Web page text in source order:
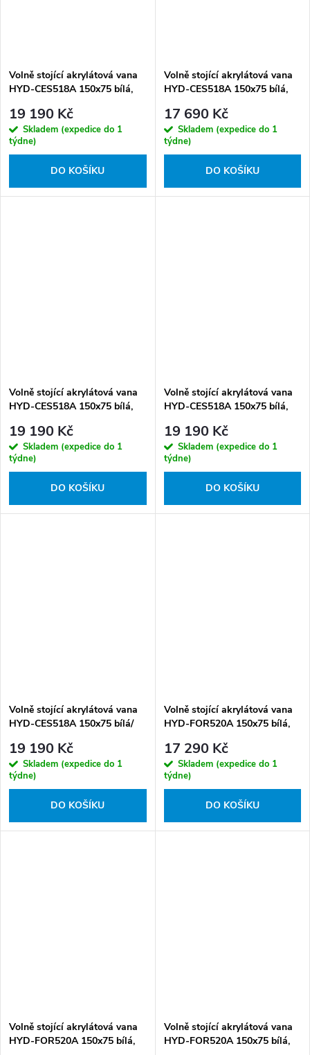
Volně stojící akrylátová vana
HYD-CES518A 150x75 bílá,
19 190 Kč
Skladem (expedice do 1
týdne)
DO KOŠÍKU
Volně stojící akrylátová vana
HYD-CES518A 150x75 bílá,
17 690 Kč
Skladem (expedice do 1
týdne)
DO KOŠÍKU
Volně stojící akrylátová vana
HYD-CES518A 150x75 bílá,
19 190 Kč
Skladem (expedice do 1
týdne)
DO KOŠÍKU
Volně stojící akrylátová vana
HYD-CES518A 150x75 bílá,
kartáčovaný
19 190 Kč
Skladem (expedice do 1
týdne)
DO KOŠÍKU
Volně stojící akrylátová vana
HYD-CES518A 150x75 bílá/
chrom
19 190 Kč
Skladem (expedice do 1
týdne)
DO KOŠÍKU
Volně stojící akrylátová vana
HYD-FOR520A 150x75 bílá,
17 290 Kč
Skladem (expedice do 1
týdne)
DO KOŠÍKU
Volně stojící akrylátová vana
HYD-FOR520A 150x75 bílá,
Volně stojící akrylátová vana
HYD-FOR520A 150x75 bílá,